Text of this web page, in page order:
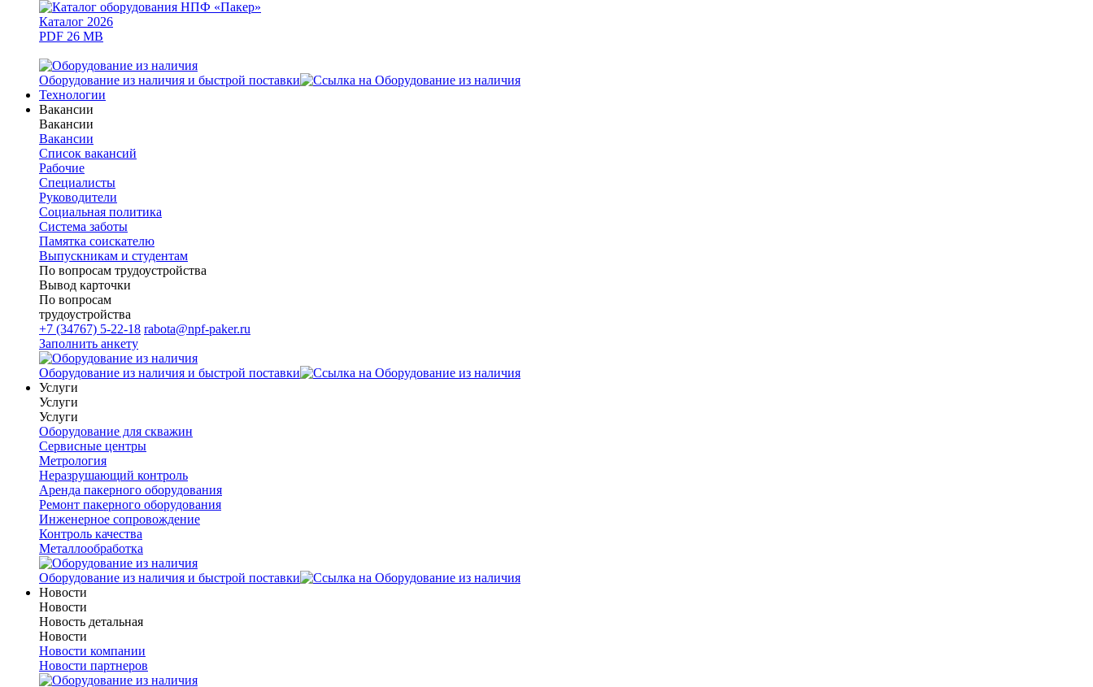
Каталог 2026
PDF 26 MB
Оборудование из наличия и быстрой поставки
Технологии
Вакансии
Вакансии
Вакансии
Список вакансий
Рабочие
Специалисты
Руководители
Cоциальная политика
Система заботы
Памятка соискателю
Выпускникам и студентам
По вопросам трудоустройства
Вывод карточки
По вопросам
трудоустройства
+7 (34767) 5-22-18 rabota@npf-paker.ru
Заполнить анкету
Оборудование из наличия и быстрой поставки
Услуги
Услуги
Услуги
Оборудование для скважин
Сервисные центры
Метрология
Неразрушающий контроль
Аренда пакерного оборудования
Ремонт пакерного оборудования
Инженерное сопровождение
Контроль качества
Металлообработка
Оборудование из наличия и быстрой поставки
Новости
Новости
Новость детальная
Новости
Новости компании
Новости партнеров